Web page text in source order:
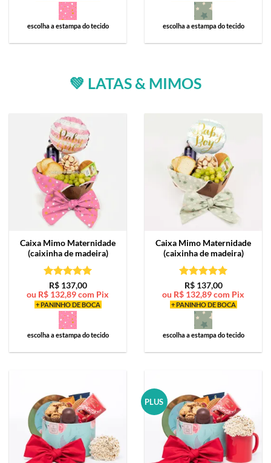
escolha a estampa do tecido escolha a estampa do tecido
💚 LATAS & MIMOS
Caixa Mimo Maternidade
(caixinha de madeira)
Avaliação5
de 5
R$137,00
ou R$ 132,89com Pix
+ PANINHO DE BOCA
escolha a estampa do tecido
Caixa Mimo Maternidade
(caixinha de madeira)
Avaliação5
de 5
R$137,00
ou R$ 132,89com Pix
+ PANINHO DE BOCA
escolha a estampa do tecido
PLUS